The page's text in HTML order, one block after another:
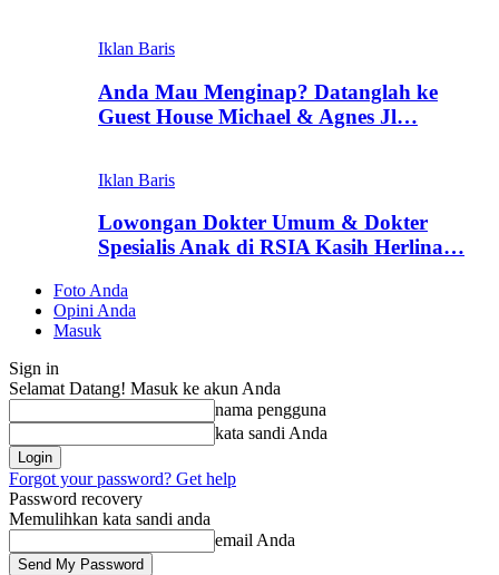
Iklan Baris
Anda Mau Menginap? Datanglah ke
Guest House Michael & Agnes Jl…
Iklan Baris
Lowongan Dokter Umum & Dokter
Spesialis Anak di RSIA Kasih Herlina…
Foto Anda
Opini Anda
Masuk
Sign in
Selamat Datang! Masuk ke akun Anda
nama pengguna
kata sandi Anda
Forgot your password? Get help
Password recovery
Memulihkan kata sandi anda
email Anda